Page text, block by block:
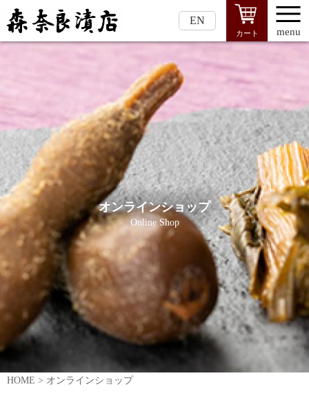
EN
カート menu
オンラインショップ
Online Shop
HOME > オンラインショップ